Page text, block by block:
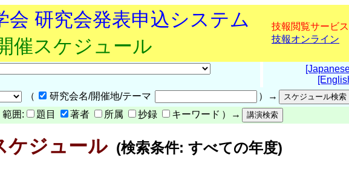
会 研究会発表申込システム
催スケジュール
技報閲覧サービス
技報オンライン
（
研究会名/開催地/テーマ
）→
囲: 題目 著者 所属 抄録 キーワード ）→
ケジュール(検索条件: すべての年度)